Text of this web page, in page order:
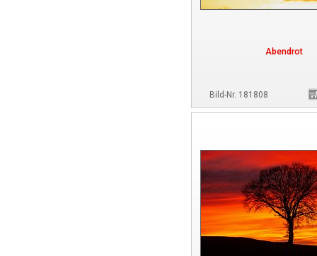
Abendrot
Bild-Nr. 181808